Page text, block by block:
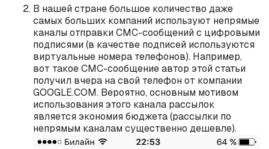
В нашей стране большое количество даже
самых больших компаний используют непрямые
каналы отправки СМС-сообщений с цифровыми
подписями (в качестве подписей используются
виртуальные номера телефонов). Например,
вот такое СМС-сообщение автор этой статьи
получил вчера на свой телефон от компании
GOOGLE.COM. Вероятно, основным мотивом
использования этого канала рассылок
является экономия бюджета (рассылки по
непрямым каналам существенно дешевле).